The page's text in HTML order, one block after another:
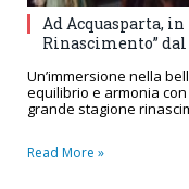
Ad Acquasparta,
Rinascimento” dal
Un’immersione nella
equilibrio e armonia
grande stagione
Read More »